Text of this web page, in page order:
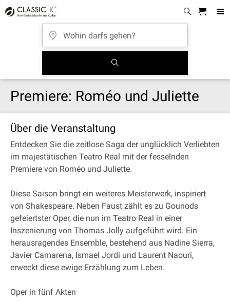
Premiere: Roméo und Juliette
Über die Veranstaltung
Entdecken Sie die zeitlose Saga der unglücklich Verliebten
im majestätischen Teatro Real mit der fesselnden
Premiere von Roméo und Juliette.
Diese Saison bringt ein weiteres Meisterwerk, inspiriert
von Shakespeare. Neben Faust zählt es zu Gounods
gefeiertster Oper, die nun im Teatro Real in einer
Inszenierung von Thomas Jolly aufgeführt wird. Ein
herausragendes Ensemble, bestehend aus Nadine Sierra,
Javier Camarena, Ismael Jordi und Laurent Naouri,
erweckt diese ewige Erzählung zum Leben.
Oper in fünf Akten